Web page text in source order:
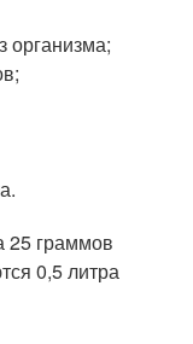
организма;
25 граммов
0,5 литра